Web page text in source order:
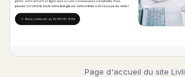
Page d'accueil du site Livli